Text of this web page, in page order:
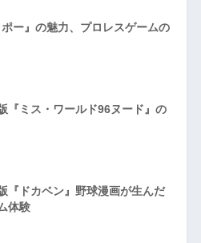
ー』の魅力、プロレスゲームの
『ミス・ワールド96ヌード』の
『ドカベン』野球漫画が生んだ
体験